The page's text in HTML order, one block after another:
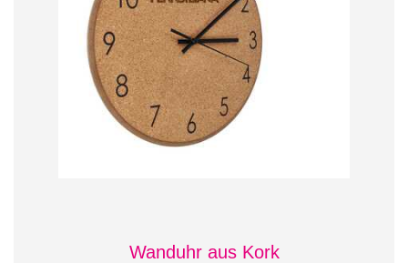
Wanduhr aus Kork